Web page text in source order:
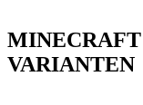
VARIANTEN